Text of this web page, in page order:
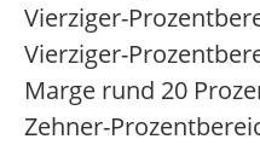
Vierziger-
Vierziger-
Marge rund 20
Zehner-